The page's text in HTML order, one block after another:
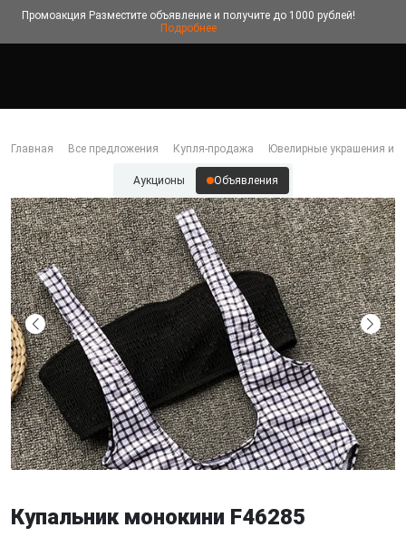
Промоакция Разместите объявление и получите до 1000 рублей!
Подробнее
Главная Все предложения Купля-продажа Ювелирные украшения и
Аукционы Объявления
Купальник монокини F46285